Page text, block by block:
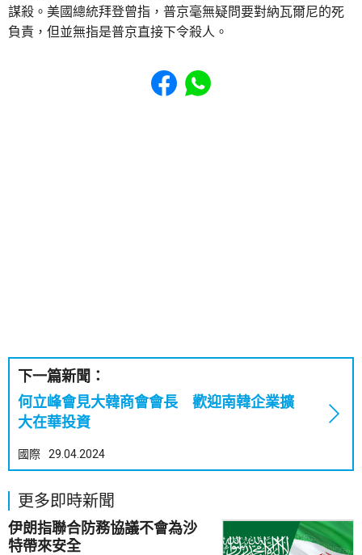
謀殺。美國總統拜登曾指，普京毫無疑問要對納瓦爾尼的死
負責，但並無指是普京直接下令殺人。
Share to Facebook
Share to WhatsApp
下一篇新聞：
何立峰會見大韓商會會長 歡迎南韓企業擴
大在華投資
國際 29.04.2024
更多即時新聞
伊朗指聯合防務協議不會為沙
特帶來安全